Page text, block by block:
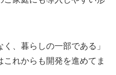
く、暮らしの一部である」
れからも開発を進めてま